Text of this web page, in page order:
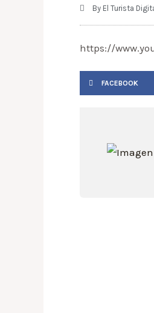
By El Turista
https://
FACEBOOK